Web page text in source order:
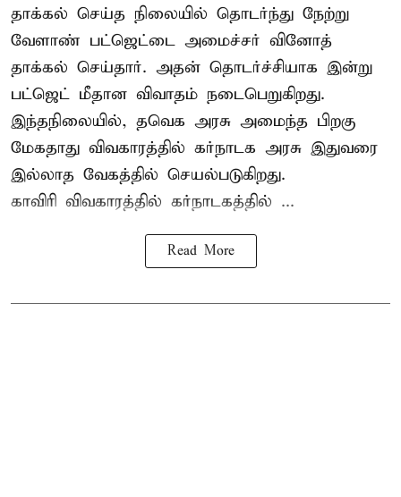
தாக்கல் செய்த நிலையில் தொடர்ந்து நேற்று
வேளாண் பட்ஜெட்டை அமைச்சர் வினோத்
தாக்கல் செய்தார். அதன் தொடர்ச்சியாக இன்று
பட்ஜெட் மீதான விவாதம் நடைபெறுகிறது.
இந்தநிலையில், தவெக அரசு அமைந்த பிறகு
மேகதாது விவகாரத்தில் கர்நாடக அரசு இதுவரை
இல்லாத வேகத்தில் செயல்படுகிறது.
காவிரி விவகாரத்தில் கர்நாடகத்தில் ...
Read More